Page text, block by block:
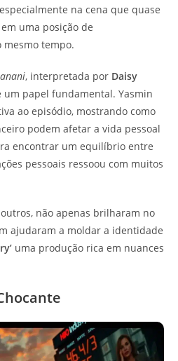
na cena que quase
uma posição de
tempo.
, interpretada por Daisy
um papel fundamental. Yasmin
ao episódio, mostrando como
podem afetar a vida pessoal
encontrar um equilíbrio entre
pessoais ressoou com muitos
não apenas brilharam no
ajudaram a moldar a identidade
uma produção rica em nuances